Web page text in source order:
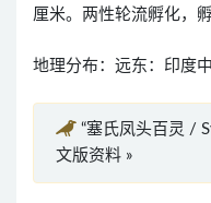
厘米。两性轮流孵化，
地理分布：远东：印度
“塞氏凤头百灵 /
文版资料 »